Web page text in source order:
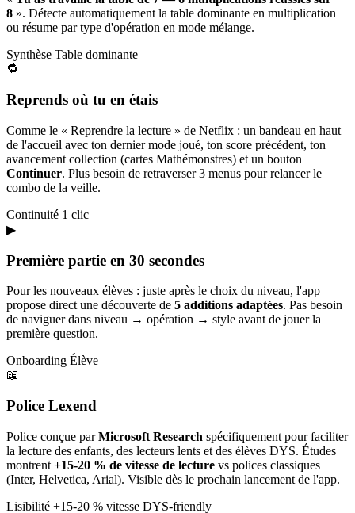
8 ». Détecte automatiquement la table dominante en multiplication
ou résume par type d'opération en mode mélange.
Synthèse Table dominante
🔁
Reprends où tu en étais
Comme le « Reprendre la lecture » de Netflix : un bandeau en haut
de l'accueil avec ton dernier mode joué, ton score précédent, ton
avancement collection (cartes Mathémonstres) et un bouton
Continuer. Plus besoin de retraverser 3 menus pour relancer le
combo de la veille.
Continuité 1 clic
▶
Première partie en 30 secondes
Pour les nouveaux élèves : juste après le choix du niveau, l'app
propose direct une découverte de 5 additions adaptées. Pas besoin
de naviguer dans niveau → opération → style avant de jouer la
première question.
Onboarding Élève
📖
Police Lexend
Police conçue parMicrosoft Research spécifiquement pour faciliter
la lecture des enfants, des lecteurs lents et des élèves DYS. Études
montrent +15-20 % de vitesse de lecture vs polices classiques
(Inter, Helvetica, Arial). Visible dès le prochain lancement de l'app.
Lisibilité +15-20 % vitesse DYS-friendly